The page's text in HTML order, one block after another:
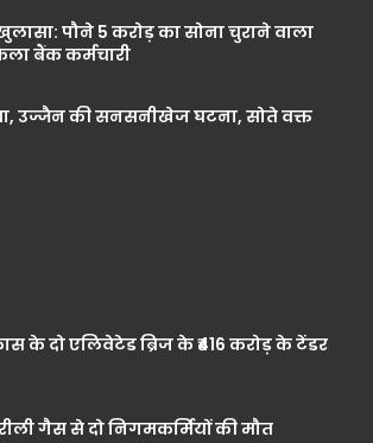
पौने 5 करोड़ का सोना चुराने वाला
बैंक कर्मचारी
उज्जैन की सनसनीखेज घटना, सोते वक्त
के दो एलिवेटेड ब्रिज के ₹416 करोड़ के टेंडर
गैस से दो निगमकर्मियों की मौत